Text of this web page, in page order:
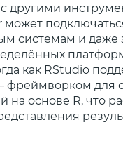
другими
может
системам и даже
как RStudio
фреймворком для
на основе R, что